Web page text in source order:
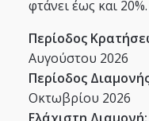
φτάνει έως και 20%.
Περίοδος
Αυγούστου 2026
Περίοδος
Οκτωβρίου 2026